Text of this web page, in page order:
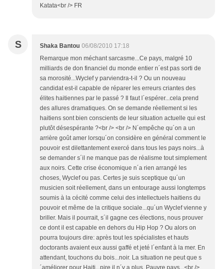
Katata<br /> FR
S Shaka Bantou 06/08/2010 17:18
Remarque mon méchant sarcasme...Ce pays, malgré 10
milliards de don financiel du monde entier n´est pas sorti de
sa morosité...Wyclef y parviendra-t-il ? Ou un nouveau
candidat est-il capable de réparer les erreurs criantes des
élites haitiennes par le passé ? Il faut l´espérer...cela prend
des allures dramatiques. On se demande réellement si les
haitiens sont bien conscients de leur situation actuelle qui est
plutôt désespérante ?<br /> <br /> N´empêche qu´on a un
arrière goût amer lorsqu´on considère en général comment le
pouvoir est dilettantement exercé dans tous les pays noirs...à
se demander s´il ne manque pas de réalisme tout simplement
aux noirs. Cette crise économique n´a rien arrangé les
choses, Wyclef ou pas. Certes je suis sceptique qu´un
musicien soit réellement, dans un entourage aussi longtemps
soumis à la cécité comme celui des intellectuels haitiens du
pouvoir et même de la critique sociale...qu´un Wyclef vienne y
briller. Mais il pourrait, s´il gagne ces élections, nous prouver
ce dont il est capable en dehors du Hip Hop ? Ou alors on
pourra toujours dire: après tout les spécialistes et hauts
doctorants avaient eux aussi gaffé et jeté l´enfant à la mer. En
attendant, touchons du bois...noir. La situation ne peut que s
´améliorer pour Haiti...pire il n´y a plus. Pauvre pays...<br />